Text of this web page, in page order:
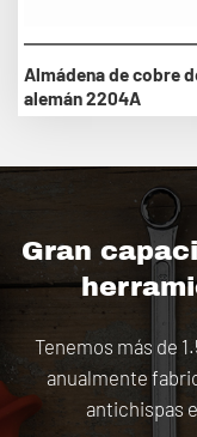
Almádena de cobre
alemán 2204A
Gran
Tenemos más de
anualmente
antichispas